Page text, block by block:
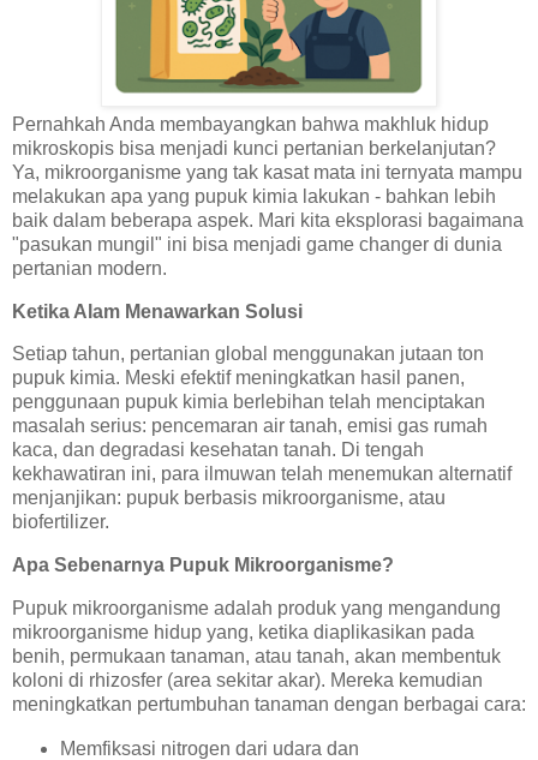
Pernahkah Anda membayangkan bahwa makhluk hidup
mikroskopis bisa menjadi kunci pertanian berkelanjutan?
Ya, mikroorganisme yang tak kasat mata ini ternyata mampu
melakukan apa yang pupuk kimia lakukan - bahkan lebih
baik dalam beberapa aspek. Mari kita eksplorasi bagaimana
"pasukan mungil" ini bisa menjadi game changer di dunia
pertanian modern.
Ketika Alam Menawarkan Solusi
Setiap tahun, pertanian global menggunakan jutaan ton
pupuk kimia. Meski efektif meningkatkan hasil panen,
penggunaan pupuk kimia berlebihan telah menciptakan
masalah serius: pencemaran air tanah, emisi gas rumah
kaca, dan degradasi kesehatan tanah. Di tengah
kekhawatiran ini, para ilmuwan telah menemukan alternatif
menjanjikan: pupuk berbasis mikroorganisme, atau
biofertilizer.
Apa Sebenarnya Pupuk Mikroorganisme?
Pupuk mikroorganisme adalah produk yang mengandung
mikroorganisme hidup yang, ketika diaplikasikan pada
benih, permukaan tanaman, atau tanah, akan membentuk
koloni di rhizosfer (area sekitar akar). Mereka kemudian
meningkatkan pertumbuhan tanaman dengan berbagai cara:
Memfiksasi nitrogen dari udara dan